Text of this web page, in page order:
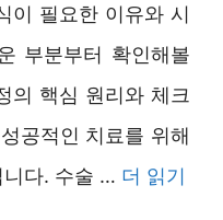
이 필요한 이유와 시
부분부터 확인해볼
의 핵심 원리와 체크
공적인 치료를 위해
니다. 수술 … 더 읽기